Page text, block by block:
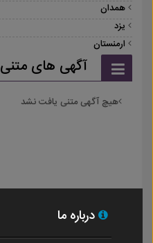
همدان
یزد
ارمنستان
آگهی های متنی
هیچ آگهی متنی یافت نشد
درباره ما